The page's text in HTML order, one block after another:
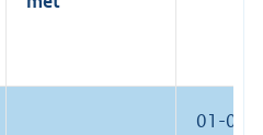
01-07-